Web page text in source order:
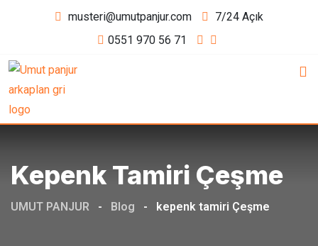
musteri@umutpanjur.com
7/24 Açık
0551 970 56 71
Kepenk Tamiri Çeşme
UMUT PANJUR - Blog - kepenk tamiri Çeşme